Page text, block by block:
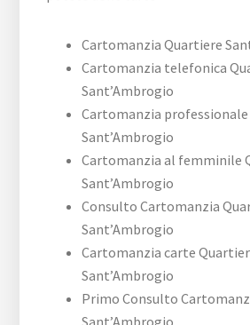
Cartomanzia Quartiere
Cartomanzia telefonica
Sant’Ambrogio
Cartomanzia
Sant’Ambrogio
Cartomanzia al femminile
Sant’Ambrogio
Consulto Cartomanzia
Sant’Ambrogio
Cartomanzia carte
Sant’Ambrogio
Primo Consulto
Sant’Ambrogio